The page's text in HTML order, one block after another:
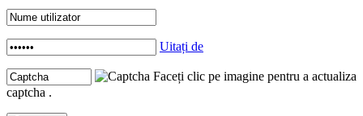
Uitați de
Faceți clic pe imagine pentru a actualiza
captcha .